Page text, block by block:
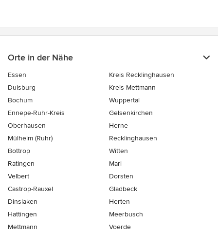
Orte in der Nähe
Essen
Kreis Recklinghausen
Duisburg
Kreis Mettmann
Bochum
Wuppertal
Ennepe-Ruhr-Kreis
Gelsenkirchen
Oberhausen
Herne
Mülheim (Ruhr)
Recklinghausen
Bottrop
Witten
Ratingen
Marl
Velbert
Dorsten
Castrop-Rauxel
Gladbeck
Dinslaken
Herten
Hattingen
Meerbusch
Mettmann
Voerde